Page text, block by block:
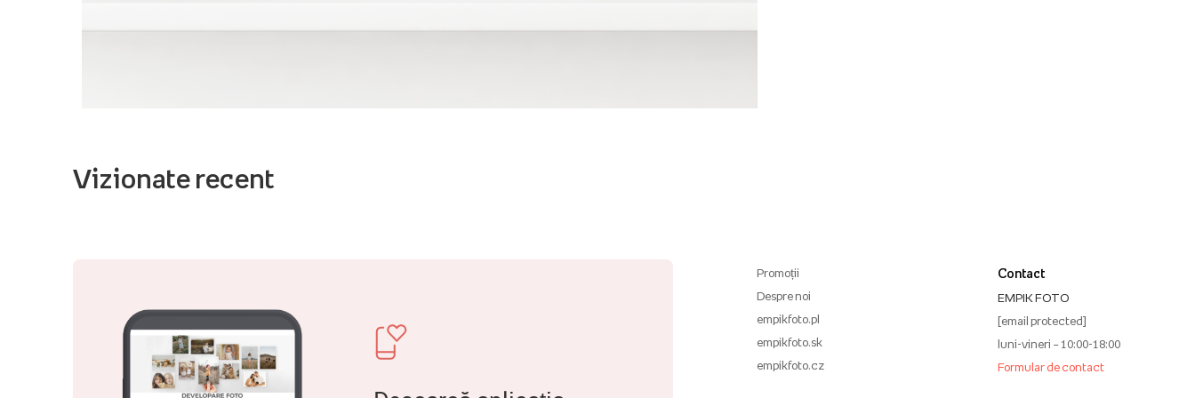
Vizionate recent
Promoții
Despre noi
empikfoto.pl
empikfoto.sk
empikfoto.cz
Contact
EMPIK FOTO
[email protected]
luni-vineri – 10:00-18:00
Formular de contact